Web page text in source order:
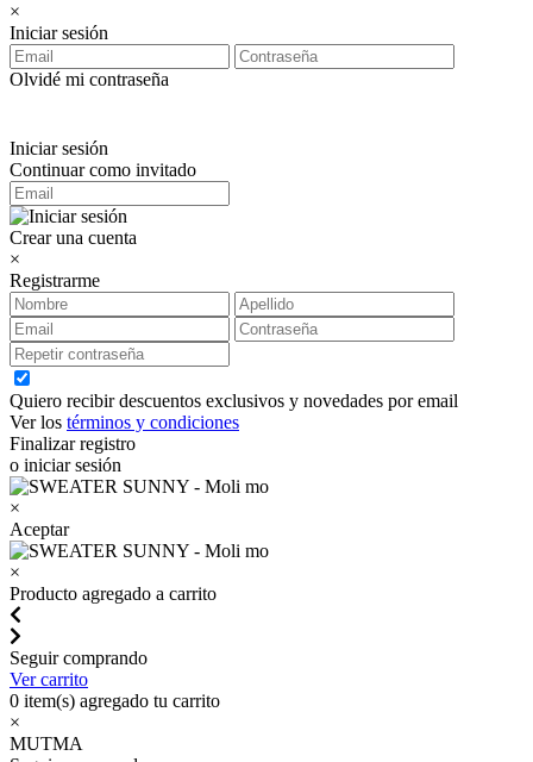
×
Iniciar sesión
Olvidé mi contraseña
Iniciar sesión
Continuar como invitado
Crear una cuenta
×
Registrarme
Quiero recibir descuentos exclusivos y novedades por email
Ver los términos y condiciones
Finalizar registro
o iniciar sesión
×
Aceptar
×
Producto agregado a carrito
Seguir comprando
Ver carrito
0 item(s) agregado tu carrito
×
MUTMA